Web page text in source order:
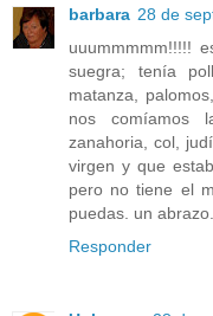
barbara 28 de
uuummmmm!!!!!
suegra; tenía
matanza,
nos comíamos
zanahoria, col,
virgen y que
pero no tiene el
puedas. un abrazo.
Responder